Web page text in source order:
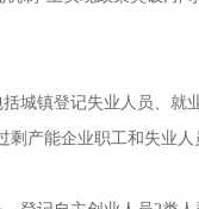
镇登记失业人员、就
产能企业职工和失业